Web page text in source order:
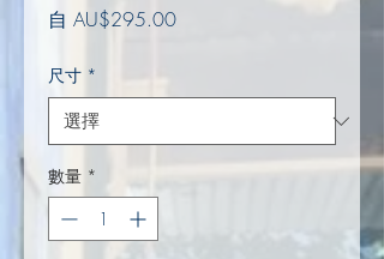
自 AU$295.00促
格
尺寸 *
數量 *